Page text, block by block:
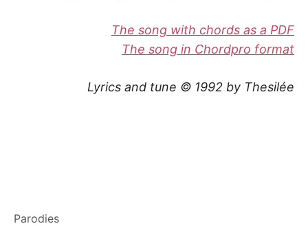
The song with chords as a PDF
The song in Chordpro format
Lyrics and tune © 1992 by Thesilée
Parodies